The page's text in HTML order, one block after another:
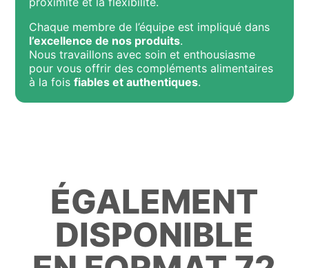
Chaque membre de l’équipe est impliqué dans
l’excellence de nos produits.
Nous travaillons avec soin et enthousiasme
pour vous offrir des compléments alimentaires
à la foisfiables et authentiques.
ÉGALEMENT
DISPONIBLE